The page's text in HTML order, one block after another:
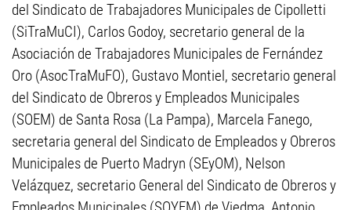
del Sindicato de Trabajadores Municipales de Cipolletti
(SiTraMuCI), Carlos Godoy, secretario general de la
Asociación de Trabajadores Municipales de Fernández
Oro (AsocTraMuFO), Gustavo Montiel, secretario general
del Sindicato de Obreros y Empleados Municipales
(SOEM) de Santa Rosa (La Pampa), Marcela Fanego,
secretaria general del Sindicato de Empleados y Obreros
Municipales de Puerto Madryn (SEyOM), Nelson
Velázquez, secretario General del Sindicato de Obreros y